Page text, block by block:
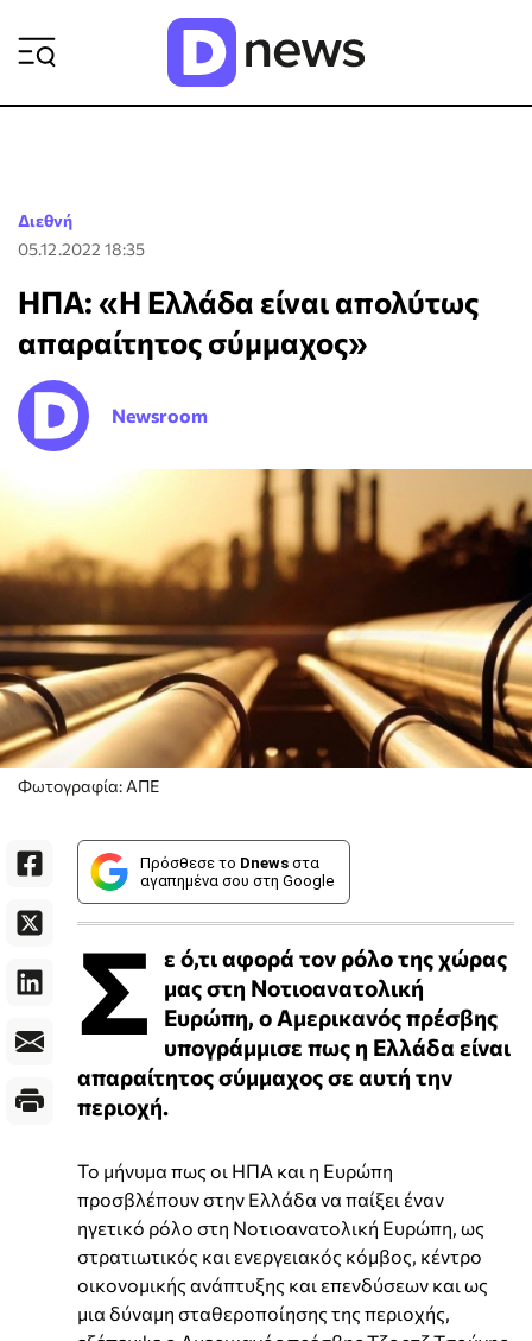
Διεθνή
05.12.2022 18:35
ΗΠΑ: «Η Ελλάδα είναι απολύτως
απαραίτητος σύμμαχος»
Newsroom
Φωτογραφία: ΑΠΕ
Πρόσθεσε το Dnews στα
αγαπημένα σου στη Google
Σ ε ό,τι αφορά τον ρόλο της χώρας
μας στη Νοτιοανατολική
Ευρώπη, ο Αμερικανός πρέσβης
υπογράμμισε πως η Ελλάδα είναι
απαραίτητος σύμμαχος σε αυτή την
περιοχή.
Το μήνυμα πως οι ΗΠΑ και η Ευρώπη
προσβλέπουν στην Ελλάδα να παίξει έναν
ηγετικό ρόλο στη Νοτιοανατολική Ευρώπη, ως
στρατιωτικός και ενεργειακός κόμβος, κέντρο
οικονομικής ανάπτυξης και επενδύσεων και ως
μια δύναμη σταθεροποίησης της περιοχής,